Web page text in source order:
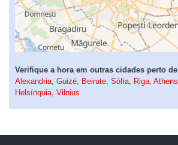
Verifique a hora em outras cidades perto de
Alexandria, Guizé, Beirute, Sófia, Riga, Athens
Helsínquia, Vilnius